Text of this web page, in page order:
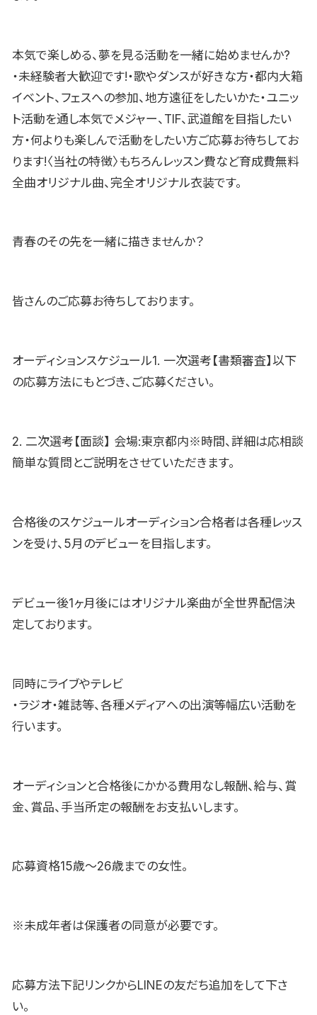
本気で楽しめる、夢を見る活動を一緒に始めませんか?
・未経験者大歓迎です!・歌やダンスが好きな方・都内大箱
イベント、フェスへの参加、地方遠征をしたいかた・ユニッ
ト活動を通し本気でメジャー、TIF、武道館を目指したい
方・何よりも楽しんで活動をしたい方ご応募お待ちしてお
ります!〈当社の特徴〉もちろんレッスン費など育成費無料
全曲オリジナル曲、完全オリジナル衣装です。
青春のその先を一緒に描きませんか？
皆さんのご応募お待ちしております。
オーディションスケジュール1. 一次選考【書類審査】以下
の応募方法にもとづき、ご応募ください。
2. 二次選考【面談】 会場:東京都内※時間、詳細は応相談
簡単な質問とご説明をさせていただきます。
合格後のスケジュールオーディション合格者は各種レッス
ンを受け、5月のデビューを目指します。
デビュー後1ヶ月後にはオリジナル楽曲が全世界配信決
定しております。
同時にライブやテレビ
・ラジオ・雑誌等、各種メディアへの出演等幅広い活動を
行います。
オーディションと合格後にかかる費用なし報酬、給与、賞
金、賞品、手当所定の報酬をお支払いします。
応募資格15歳〜26歳までの女性。
※未成年者は保護者の同意が必要です。
応募方法下記リンクからLINEの友だち追加をして下さ
い。